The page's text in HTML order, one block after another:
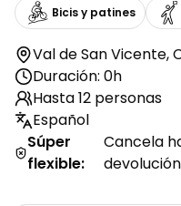
Bicis y patines
Val de San Vicente,
Duración: 0h
Hasta 12 personas
Español
Súper
flexible:
Cancela